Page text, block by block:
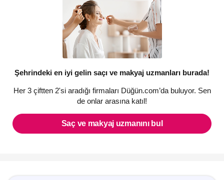
Şehrindeki en iyi gelin saçı ve makyaj uzmanları burada!
Her 3 çiftten 2'si aradığı firmaları Düğün.com’da buluyor. Sen
de onlar arasına katıl!
Saç ve makyaj uzmanını bul